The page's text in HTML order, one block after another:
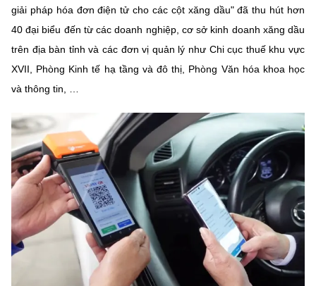
Năng lượng nguyên tử
Tin địa phương
Chuyển đổi số
Bưu chính, Viễn thông
Sở hữu trí tuệ
Tiêu chuẩn, đo lường, chất lượng
Năng lượng nguyên tử
Khác
Videos
Infographic
Ảnh
Voice
Nhiệm vụ trọng tâm
Chọn ngôn ngữ
Vietnamese English
giải pháp hóa đơn điện tử cho các cột xăng dầu" đã thu hút hơn
40 đại biểu đến từ các doanh nghiệp, cơ sở kinh doanh xăng dầu
trên địa bàn tỉnh và các đơn vị quản lý như Chi cục thuế khu vực
XVII, Phòng Kinh tế hạ tầng và đô thị, Phòng Văn hóa khoa học
và thông tin, …